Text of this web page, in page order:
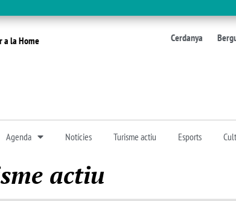
a la Home Cerdanya
Agenda Notícies Turisme actiu Esports
actiu